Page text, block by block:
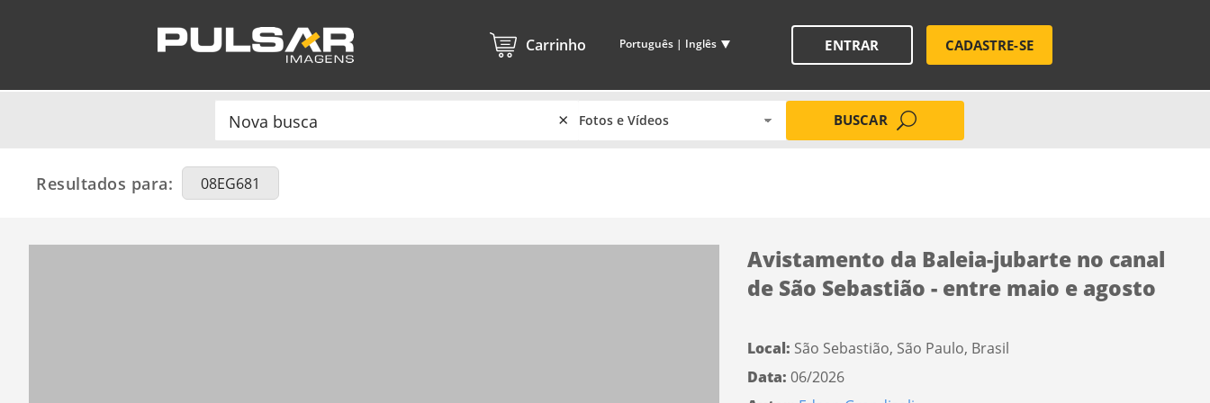
Carrinho Português | Inglês ENTRAR CADASTRE-SE
× BUSCAR
Resultados para: 08EG681
Avistamento da Baleia-jubarte no canal
de São Sebastião - entre maio e agosto
Local: São Sebastião, São Paulo, Brasil
Data: 06/2026